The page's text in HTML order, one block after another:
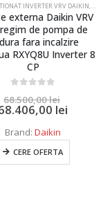
VRF INVERTER VRV DAIKIN, AER
externa Daikin VRV
de pompa de
fara incalzire
RXYQ8U Inverter 8
CP
68.500,00lei
lei
Brand: Daikin
CERE OFERTA